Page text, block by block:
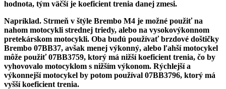
hodnota, tým väčší je koeficient trenia danej zmesi.
Napríklad. Strmeň v štýle Brembo M4 je možné použiť na
nahom motocykli strednej triedy, alebo na vysokovýkonnom
pretekárskom motocykli. Oba budú používať brzdové doštičky
Brembo 07BB37, avšak menej výkonný, alebo ľahší motocykel
môže použiť 07BB3759, ktorý má nižší koeficient trenia, čo by
vyhovovalo motocyklom s nižším výkonom. Rýchlejší a
výkonnejší motocykel by potom používal 07BB3796, ktorý má
vyšší koeficient trenia.